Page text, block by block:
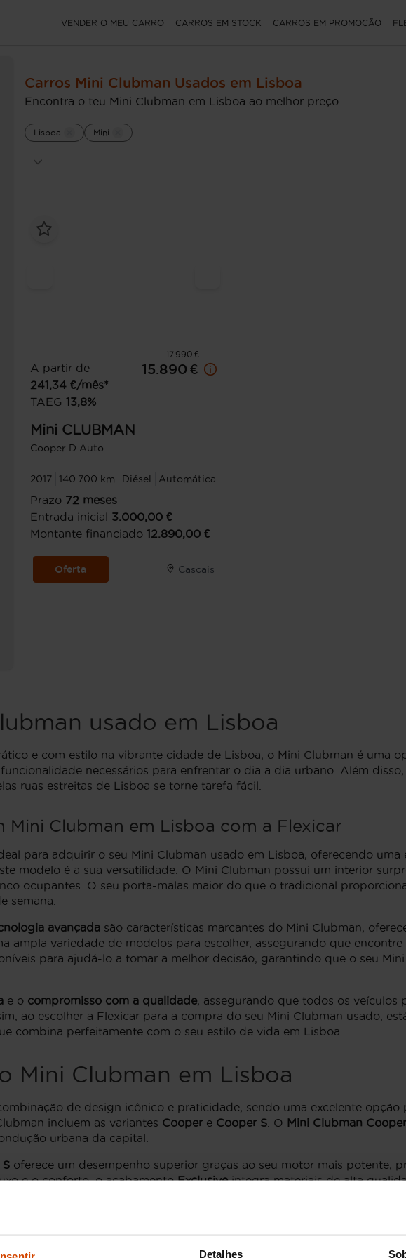
Detalhes
VENDER O MEU CARRO CARROS EM STOCK CARROS EM PROMOÇÃO
Carros Mini Clubman Usados em Lisboa
Encontra o teu Mini Clubman em Lisboa ao melhor preço
Lisboa Mini
17.990 €
A partir de
241,34 €/mês*
TAEG 13,8%
15.890 €
Mini CLUBMAN
Cooper D Auto
2017 140.700 km Diésel Automática
Prazo 72 meses
Entrada inicial 3.000,00 €
Montante financiado 12.890,00 €
Oferta Cascais
usado em Lisboa
e com estilo na vibrante cidade de Lisboa, o Mini Clubman é uma
necessários para enfrentar o dia a dia urbano. Além
ruas estreitas de Lisboa se torne tarefa fácil.
Mini Clubman em Lisboa com a Flexicar
para adquirir o seu Mini Clubman usado em Lisboa, oferecendo
modelo é a sua versatilidade. O Mini Clubman possui um interior
ocupantes. O seu porta-malas maior do que o tradicional
semana.
avançada são características marcantes do Mini Clubman,
ampla variedade de modelos para escolher, assegurando que
para ajudá-lo a tomar a melhor decisão, garantindo que o seu
e o compromisso com a qualidade, assegurando que todos os veículos
ao escolher a Flexicar para a compra do seu Mini Clubman usado,
combina perfeitamente com o seu estilo de vida em Lisboa.
Mini Clubman em Lisboa
de design icônico e praticidade, sendo uma excelente
incluem as variantes Coopere Cooper S . O Mini Clubman Cooper
urbana da capital.
oferece um desempenho superior graças ao seu motor mais potente,
e o conforto, o acabamentoExclusiveintegra materiais de alta
de carros usados.
passou por uma rigorosa inspeção para garantir que atende aos
de modelos que se ajustam a diferentes necessidades, desde o